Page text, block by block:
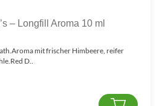
– Longfill Aroma 10 ml
mit frischer Himbeere, reifer
D..